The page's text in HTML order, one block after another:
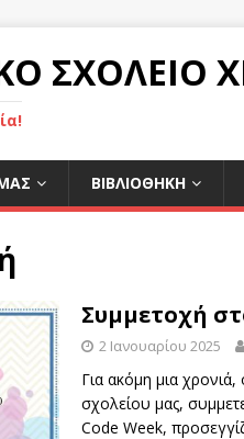
ΣΧΟΛΕΙΟ
ΒΙΒΛΙΟΘΗΚΗ
Συμμετοχή
2 Ιανουαρίου 2025
Για ακόμη μια χρονιά,
σχολείου μας,
Code Week,